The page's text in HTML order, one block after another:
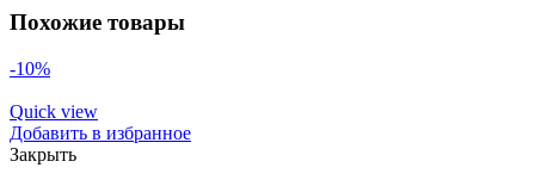
Похожие товары
-10%
Quick view
Добавить в избранное
Закрыть